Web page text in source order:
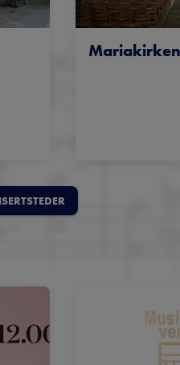
Mariakirken